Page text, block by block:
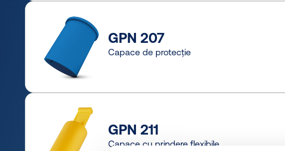
GPN 207
Capace de protecție
GPN 211
Capace cu prindere flexibile